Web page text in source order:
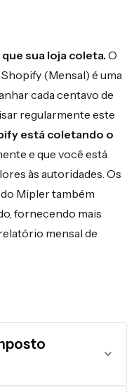
sua loja coleta. O
(Mensal) é uma
cada centavo de
regularmente este
está coletando o
e que você está
às autoridades. Os
do Mipler também
fornecendo mais
mensal de